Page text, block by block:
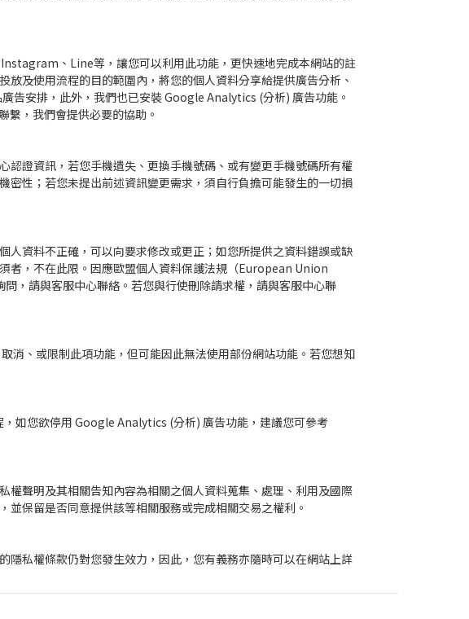
、Line等，讓您可以利用此功能，更快速地完成本網站的註
及使用流程的目的範圍內，將您的個人資料分享給提供廣告分析、
安排，此外，我們也已安裝 Google Analytics (分析) 廣告功能。
繫，我們會提供必要的協助。
證資訊，若您手機遺失、更換手機號碼、或有變更手機號碼所有權
性；若您未提出前述資訊變更需求，須自行負擔可能發生的一切損
資料不正確，可以向要求修改或更正；如您所提供之資料錯誤或缺
者，不在此限。因應歐盟個人資料保護法規（European Union
，請與客服中心聯絡。若您與行使刪除請求權，請與客服中心聯
消、或限制此項功能，但可能因此無法使用部份網站功能。若您想知
如您欲停用 Google Analytics (分析) 廣告功能，建議您可參考
聲明及其相關告知內容為相關之個人資料蒐集、處理、利用及國際
保留是否同意提供該等相關服務或完成相關交易之權利。
私權條款仍對您發生效力，因此，您有義務亦隨時可以在網站上詳